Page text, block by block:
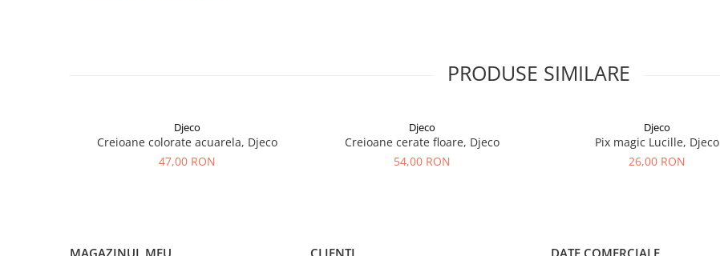
PRODUSE SIMILARE
Djeco
Creioane colorate acuarela, Djeco
47,00 RON
Djeco
Creioane cerate floare, Djeco
54,00 RON
Djeco
Pix magic Lucille, Djeco
26,00 RON
MAGAZINUL MEU CLIENTI DATE COMERCIALE